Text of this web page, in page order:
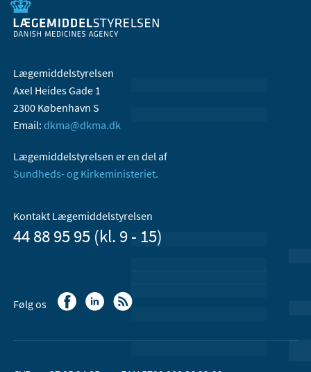
Lægemiddelstyrelsen
Axel Heides Gade 1
2300 København S
Email: dkma@dkma.dk
Lægemiddelstyrelsen er en del af
Sundheds- og Kirkeministeriet.
Kontakt Lægemiddelstyrelsen
44 88 95 95 (kl. 9 - 15)
Følg os